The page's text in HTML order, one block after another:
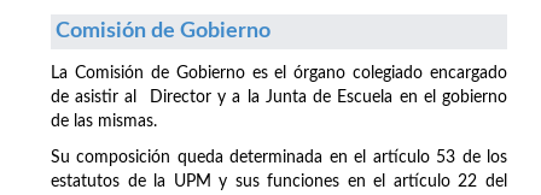
Comisión de Gobierno
La Comisión de Gobierno es el órgano colegiado encargado
de asistir al Director y a la Junta de Escuela en el gobierno
de las mismas.
Su composición queda determinada en el artículo 53 de los
estatutos de la UPM y sus funciones en el artículo 22 del